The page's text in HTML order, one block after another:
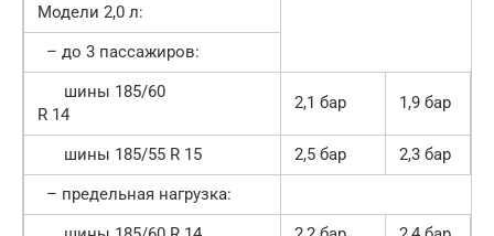
Модели 2,0 л:
– до 3 пассажиров:
шины 185/60
R 14
2,1 бар 1,9 бар
шины 185/55 R 15 2,5 бар
2,3 бар
– предельная нагрузка: